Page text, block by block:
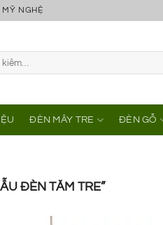
NGHỆ
ĐÈN MÂY TRE ĐÈN GỖ
ĐÈN TĂM TRE”